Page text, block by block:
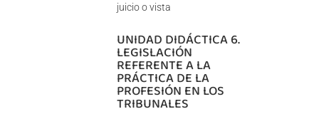
juicio o vista
UNIDAD DIDÁCTICA 6.
LEGISLACIÓN
REFERENTE A LA
PRÁCTICA DE LA
PROFESIÓN EN LOS
TRIBUNALES